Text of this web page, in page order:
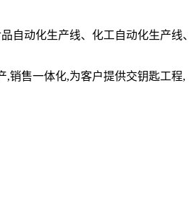
自动化生产线、化工自动化生产线、
销售一体化,为客户提供交钥匙工程,